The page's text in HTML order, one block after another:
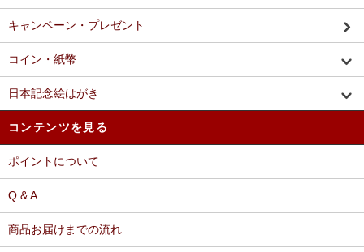
キャンペーン・プレゼント
コイン・紙幣
日本記念絵はがき
コンテンツを見る
ポイントについて
Q & A
商品お届けまでの流れ